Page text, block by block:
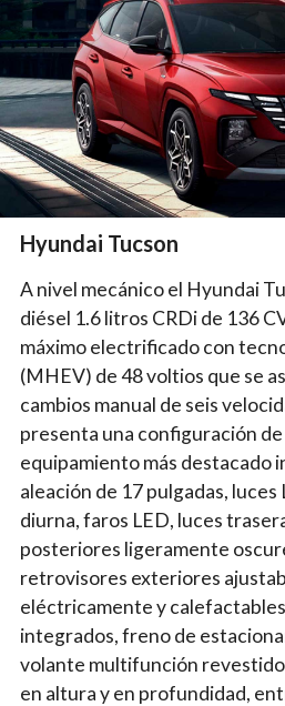
Hyundai Tucson
A nivel mecánico el Hyundai
diésel 1.6 litros CRDi de 136
máximo electrificado con
(MHEV) de 48 voltios que se
cambios manual de seis
presenta una configuración
equipamiento más destacado
aleación de 17 pulgadas,
diurna, faros LED, luces
posteriores ligeramente
retrovisores exteriores
eléctricamente y
integrados, freno de
volante multifunción
en altura y en profundidad,